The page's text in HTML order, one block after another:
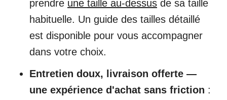
prendre une taille au-dessus de sa taille
habituelle. Un guide des tailles détaillé
est disponible pour vous accompagner
dans votre choix.
Entretien doux, livraison offerte —
une expérience d'achat sans friction :